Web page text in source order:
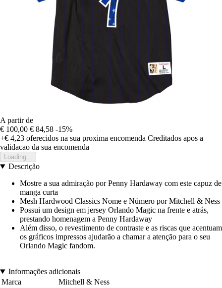
A partir de
€ 100,00 € 84,58 -15%
+€ 4,23 oferecidos na sua proxima encomenda Creditados apos a
validacao da sua encomenda
Loading...
Descrição
Mostre a sua admiração por Penny Hardaway com este capuz de
manga curta
Mesh Hardwood Classics Nome e Número por Mitchell & Ness
Possui um design em jersey Orlando Magic na frente e atrás,
prestando homenagem a Penny Hardaway
Além disso, o revestimento de contraste e as riscas que acentuam
os gráficos impressos ajudarão a chamar a atenção para o seu
Orlando Magic fandom.
Informações adicionais
Marca
Mitchell & Ness